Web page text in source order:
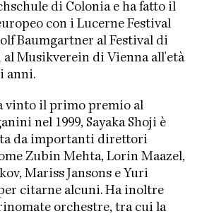
di Colonia e ha fatto il
con i Lucerne Festival
Baumgartner al Festival di
al Musikverein di Vienna all'età
anni.
vinto il primo premio al
nel 1999, Sayaka Shoji è
da importanti direttori
Zubin Mehta, Lorin Maazel,
Mariss Jansons e Yuri
citarne alcuni. Ha inoltre
orchestre, tra cui la